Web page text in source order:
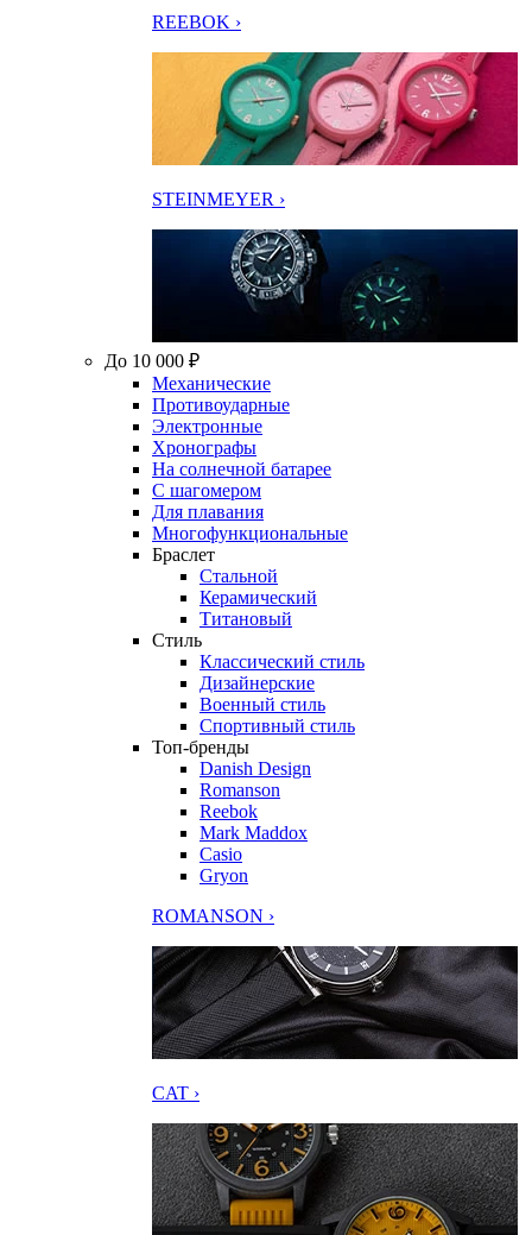
REEBOK ›
STEINMEYER ›
До 10 000 ₽
Механические
Противоударные
Электронные
Хронографы
На солнечной батарее
С шагомером
Для плавания
Многофункциональные
Браслет
Стальной
Керамический
Титановый
Стиль
Классический стиль
Дизайнерские
Военный стиль
Спортивный стиль
Топ-бренды
Danish Design
Romanson
Reebok
Mark Maddox
Casio
Gryon
ROMANSON ›
CAT ›